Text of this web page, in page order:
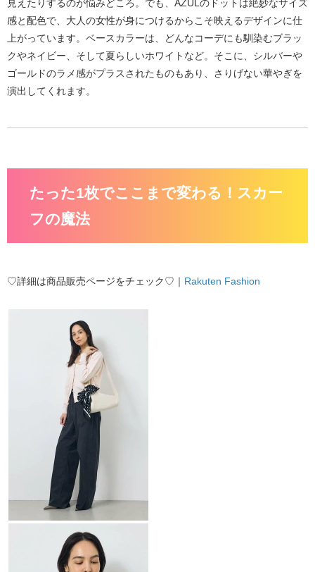
見えたりするのが悩みどころ。でも、AZULのドットは絶妙なサイズ
感と配色で、 大人の女性が身につけるからこそ映えるデザインに仕
上がっています。ベースカラーは、どんなコーデにも馴染むブラッ
クやネイビー、そして夏らしいホワイトなど。そこに、シルバーや
ゴールドのラメ感がプラスされたものもあり、さりげない華やぎを
演出してくれます。
たった1枚でここまで変わる！スカー
フの魔法
♡詳細は商品販売ページをチェック♡｜ Rakuten Fashion